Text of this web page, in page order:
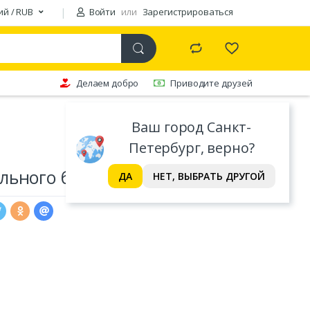
/ RUB Войти или Зарегистрироваться
Ваш город Санкт-
Петербург, верно?
ДА НЕТ, ВЫБРАТЬ ДРУГОЙ
Делаем добро Приводите друзей
белья Valtery